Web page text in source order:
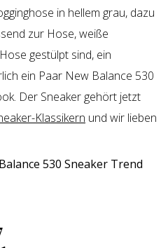
in hellem grau, dazu
zur Hose, weiße
gestülpt sind, ein
ein Paar New Balance 530
Der Sneaker gehört jetzt
Klassikern und wir lieben